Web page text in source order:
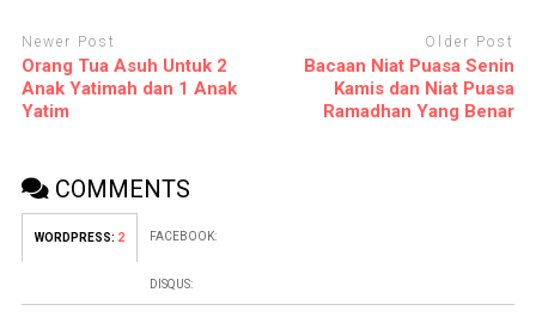
Newer Post
Orang Tua Asuh Untuk 2
Anak Yatimah dan 1 Anak
Yatim
Older Post
Bacaan Niat Puasa Senin
Kamis dan Niat Puasa
Ramadhan Yang Benar
COMMENTS
WORDPRESS: 2 FACEBOOK:
DISQUS: